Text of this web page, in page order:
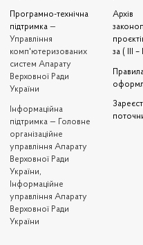
Програмно-технічна
підтримка —
Управління
комп'ютеризованих
систем Апарату
Верховної Ради
України
Iнформаційна
підтримка — Головне
організаційне
управління Апарату
Верховної Ради
України,
Інформаційне
управління Апарату
Верховної Ради
України
Архів
за ( III –